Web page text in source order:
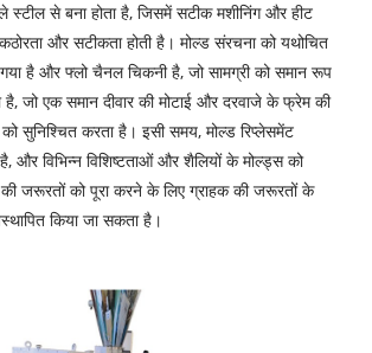
स्टील से बना होता है, जिसमें सटीक मशीनिंग और हीट
और सटीकता होती है। मोल्ड संरचना को यथोचित
है और फ्लो चैनल चिकनी है, जो सामग्री को समान रूप
जो एक समान दीवार की मोटाई और दरवाजे के फ्रेम की
सुनिश्चित करता है। इसी समय, मोल्ड रिप्लेसमेंट
विभिन्न विशिष्टताओं और शैलियों के मोल्ड्स को
जरूरतों को पूरा करने के लिए ग्राहक की जरूरतों के
किया जा सकता है।